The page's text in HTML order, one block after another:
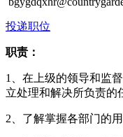
投递职位
职责：
1、在上级的领导和监
立处理和解决所负责的
2、了解掌握各部门的用